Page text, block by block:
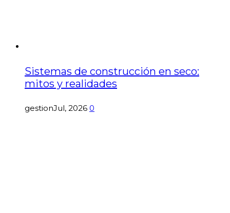
Sistemas de construcción en seco:
mitos y realidades
gestionJul, 2026 0